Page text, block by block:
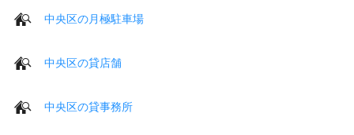
中央区の月極駐車場
中央区の貸店舗
中央区の貸事務所